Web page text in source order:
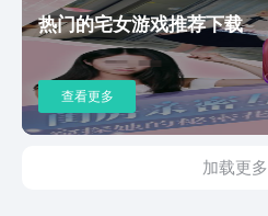
热门的宅女游戏推荐下载
查看更多
加载更多